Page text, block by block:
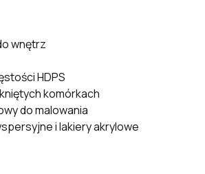
wnętrz
HDPS
komórkach
do malowania
i lakiery akrylowe